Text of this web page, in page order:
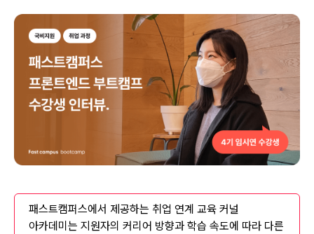
패스트캠퍼스에서 제공하는 취업 연계 교육 커널
아카데미는 지원자의 커리어 방향과 학습 속도에 따라 다른